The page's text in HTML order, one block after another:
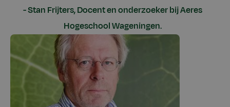
Stan Frijters, Docent en onderzoeker bij Aeres
Hogeschool Wageningen.